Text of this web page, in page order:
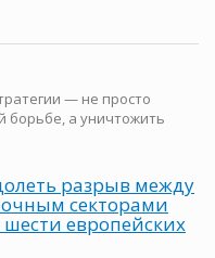
— не просто
борьбе, а уничтожить
разрыв между
секторами
европейских